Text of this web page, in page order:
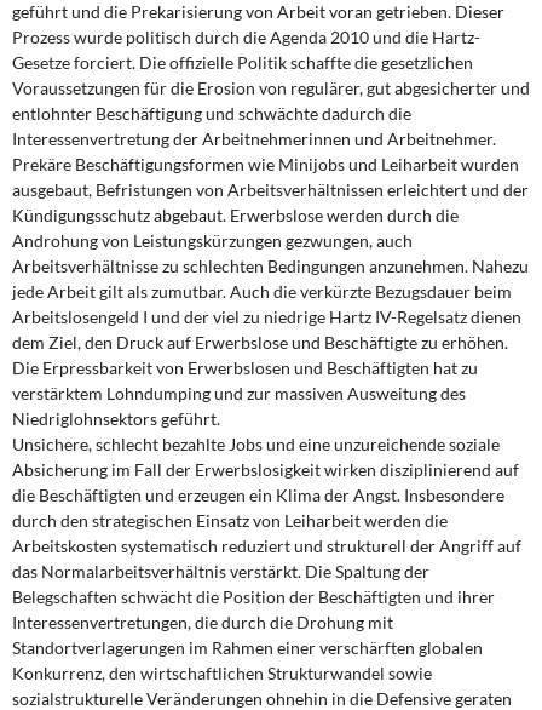
Institut Solidarische Moderne
Rosa-Luxemburg-Stiftung
Über mich
Kontakt
geführt und die Prekarisierung von Arbeit voran getrieben. Dieser
Prozess wurde politisch durch die Agenda 2010 und die Hartz-
Gesetze forciert. Die offizielle Politik schaffte die gesetzlichen
Voraussetzungen für die Erosion von regulärer, gut abgesicherter und
entlohnter Beschäftigung und schwächte dadurch die
Interessenvertretung der Arbeitnehmerinnen und Arbeitnehmer.
Prekäre Beschäftigungsformen wie Minijobs und Leiharbeit wurden
ausgebaut, Befristungen von Arbeitsverhältnissen erleichtert und der
Kündigungsschutz abgebaut. Erwerbslose werden durch die
Androhung von Leistungskürzungen gezwungen, auch
Arbeitsverhältnisse zu schlechten Bedingungen anzunehmen. Nahezu
jede Arbeit gilt als zumutbar. Auch die verkürzte Bezugsdauer beim
Arbeitslosengeld I und der viel zu niedrige Hartz IV-Regelsatz dienen
dem Ziel, den Druck auf Erwerbslose und Beschäftigte zu erhöhen.
Die Erpressbarkeit von Erwerbslosen und Beschäftigten hat zu
verstärktem Lohndumping und zur massiven Ausweitung des
Niedriglohnsektors geführt.
Unsichere, schlecht bezahlte Jobs und eine unzureichende soziale
Absicherung im Fall der Erwerbslosigkeit wirken disziplinierend auf
die Beschäftigten und erzeugen ein Klima der Angst. Insbesondere
durch den strategischen Einsatz von Leiharbeit werden die
Arbeitskosten systematisch reduziert und strukturell der Angriff auf
das Normalarbeitsverhältnis verstärkt. Die Spaltung der
Belegschaften schwächt die Position der Beschäftigten und ihrer
Interessenvertretungen, die durch die Drohung mit
Standortverlagerungen im Rahmen einer verschärften globalen
Konkurrenz, den wirtschaftlichen Strukturwandel sowie
sozialstrukturelle Veränderungen ohnehin in die Defensive geraten